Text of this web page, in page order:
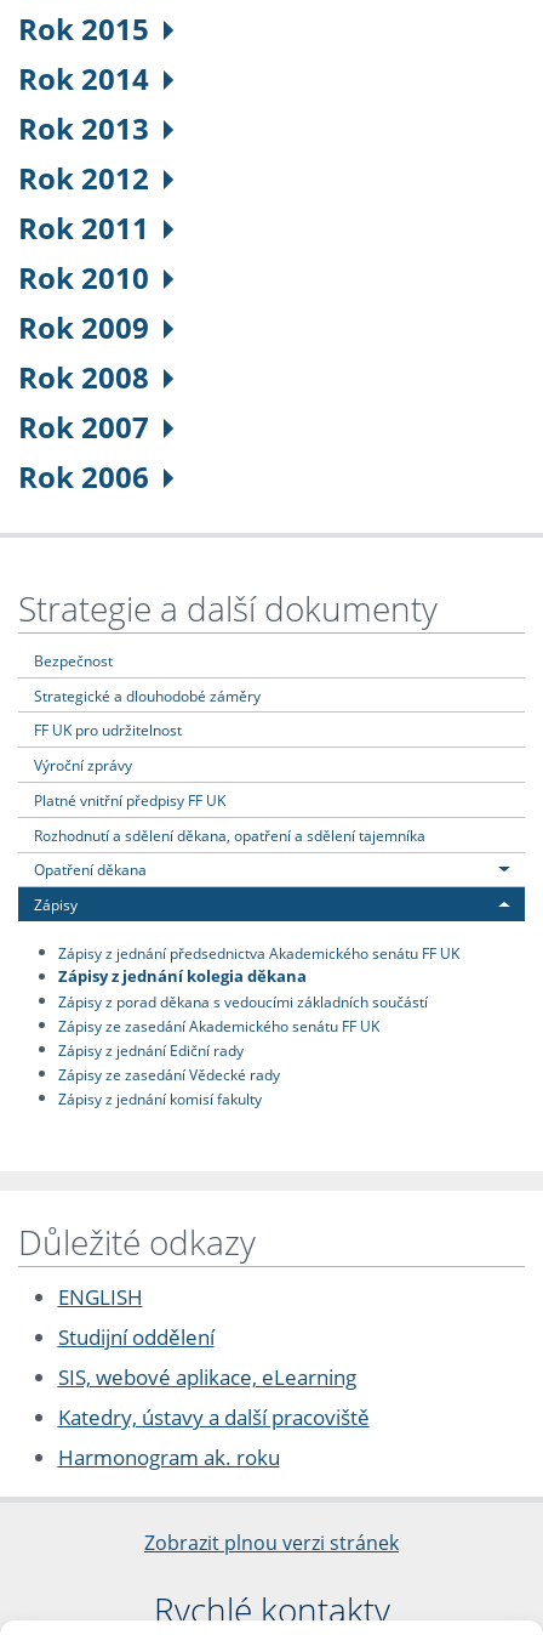
Rok 2015
Rok 2014
Rok 2013
Rok 2012
Rok 2011
Rok 2010
Rok 2009
Rok 2008
Rok 2007
Rok 2006
Strategie a další dokumenty
Bezpečnost
Strategické a dlouhodobé záměry
FF UK pro udržitelnost
Výroční zprávy
Platné vnitřní předpisy FF UK
Rozhodnutí a sdělení děkana, opatření a sdělení tajemníka
Opatření děkana
Zápisy
Zápisy z jednání předsednictva Akademického senátu FF UK
Zápisy z jednání kolegia děkana
Zápisy z porad děkana s vedoucími základních součástí
Zápisy ze zasedání Akademického senátu FF UK
Zápisy z jednání Ediční rady
Zápisy ze zasedání Vědecké rady
Zápisy z jednání komisí fakulty
Důležité odkazy
ENGLISH
Studijní oddělení
SIS, webové aplikace, eLearning
Katedry, ústavy a další pracoviště
Harmonogram ak. roku
Zobrazit plnou verzi stránek
Rychlé kontakty